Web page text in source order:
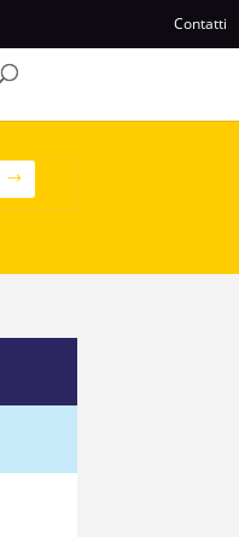
Contatti